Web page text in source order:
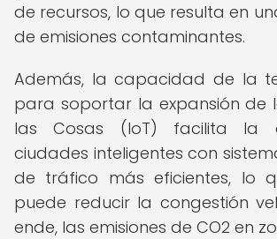
de recursos, lo que resulta en
de emisiones contaminantes.
Además, la capacidad de la
para soportar la expansión de
las Cosas (IoT) facilita la
ciudades inteligentes con
de tráfico más eficientes, lo
puede reducir la congestión
ende, las emisiones de CO2 en